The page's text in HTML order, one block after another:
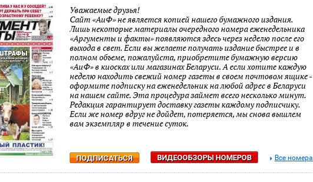
Уважаемые друзья!
Сайт «АиФ» не является копией нашего бумажного издания.
Лишь некоторые материалы очередного номера еженедельника
«Аргументы и факты» появляются здесь через неделю после его
выхода в свет. Если вы желаете получать издание быстрее и в
полном объеме, пожалуйста, приобретите бумажную версию
«АиФ» в киосках или магазинах Беларуси. А если хотите каждую
неделю находить свежий номер газеты в своем почтовом ящике -
оформите подписку на еженедельник на любой адрес в Беларуси
на нашем сайте. Эта процедура займет всего несколько минут.
Редакция гарантирует доставку газеты каждому подписчику.
Если же номер вдруг не дойдет, потеряется, мы снова вышлем
вам экземпляр в течение суток.
ПОДПИСАТЬСЯ ВИДЕООБЗОРЫ НОМЕРОВ Все номера